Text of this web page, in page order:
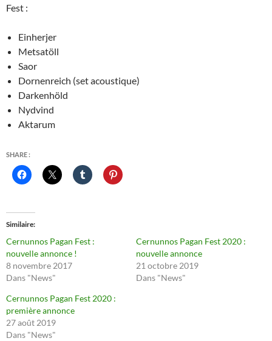
Fest :
Einherjer
Metsatöll
Saor
Dornenreich (set acoustique)
Darkenhöld
Nydvind
Aktarum
SHARE :
Similaire
Cernunnos Pagan Fest :
nouvelle annonce !
8 novembre 2017
Dans "News"
Cernunnos Pagan Fest 2020 :
nouvelle annonce
21 octobre 2019
Dans "News"
Cernunnos Pagan Fest 2020 :
première annonce
27 août 2019
Dans "News"